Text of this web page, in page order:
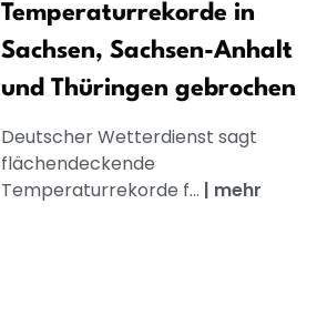
Temperaturrekorde in
Sachsen, Sachsen-Anhalt
und Thüringen gebrochen
Deutscher Wetterdienst sagt
flächendeckende
Temperaturrekorde f... | mehr